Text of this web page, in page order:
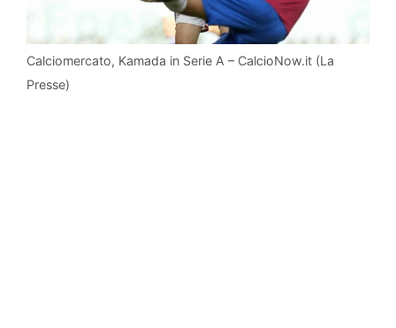
Calciomercato, Kamada in Serie A – CalcioNow.it (La
Presse)